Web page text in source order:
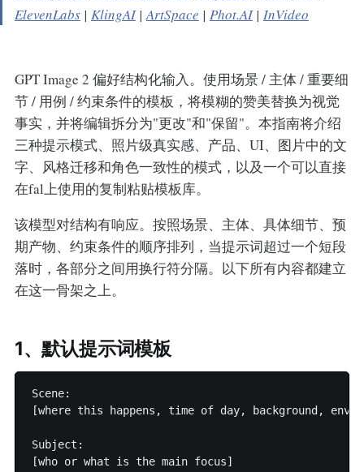
ElevenLabs| KlingAI|ArtSpace | Phot.AI| InVideo
GPT Image 2 偏好结构化输入。使用场景 / 主体 / 重要细
节 / 用例 / 约束条件的模板，将模糊的赞美替换为视觉
事实，并将编辑拆分为"更改"和"保留"。本指南将介绍
三种提示模式、照片级真实感、产品、UI、图片中的文
字、风格迁移和角色一致性的模式，以及一个可以直接
在fal上使用的复制粘贴模板库。
该模型对结构有响应。按照场景、主体、具体细节、预
期产物、约束条件的顺序排列，当提示词超过一个短段
落时，各部分之间用换行符分隔。以下所有内容都建立
在这一骨架之上。
1、默认提示词模板
Scene:
[where this happens, time of day, background,
Subject:
[who or what is the main focus]